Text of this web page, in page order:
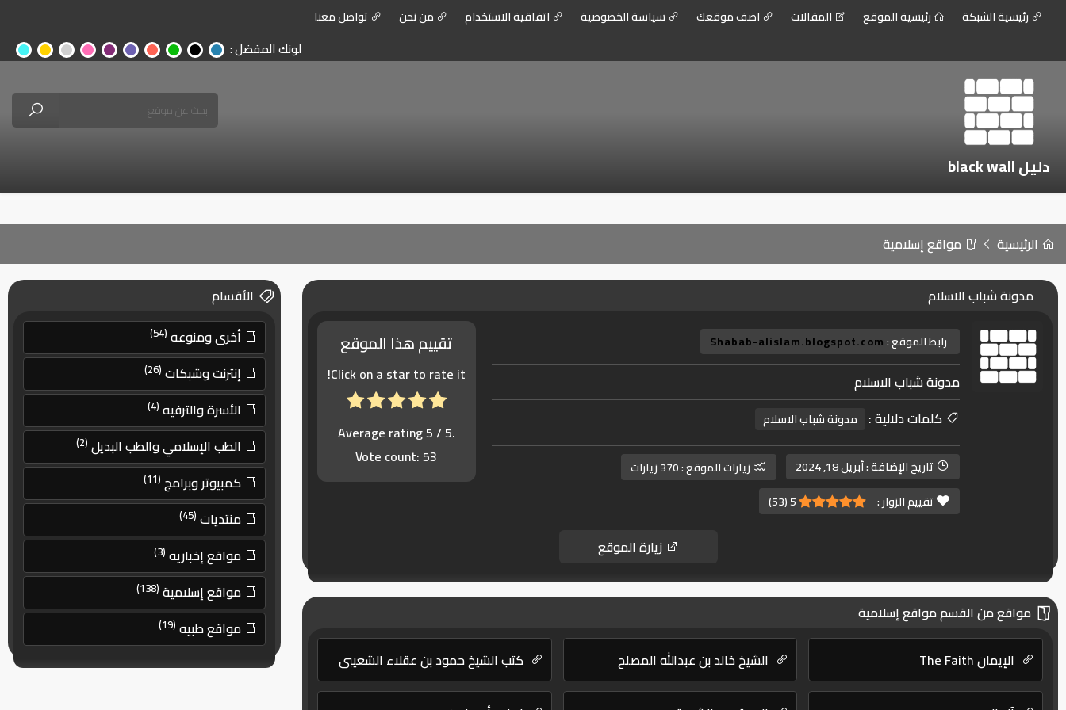
رئيسية الشبكة رئيسية الموقع المقالات اضف موقعك سياسة الخصوصية اتفاقية الاستخدام من نحن تواصل معنا
لونك المفضل :
دليل black wall
الرئيسية مواقع إسلامية
مدونة شباب الاسلام
رابط الموقع :Shabab-alislam.blogspot.com
مدونة شباب الاسلام
كلمات دلالية :
مدونة شباب الاسلام
تاريخ الإضافة :أبريل 18, 2024 زيارات الموقع :370 زيارات
تقييم الزوار :
5
(
53
)
تقييم هذا الموقع
Click on a star to rate it!
Average rating5/ 5.
Vote count:53
زيارة الموقع
مواقع من القسم مواقع إسلامية
الإيمان The Faith
الشيخ خالد بن عبدالله المصلح كتب الشيخ حمود بن عقلاء الشعيبي
الأقسام
أخرى ومنوعه (54)
إنترنت وشبكات (26)
الأسرة والترفيه (4)
الطب الإسلامي والطب البديل (2)
كمبيوتر وبرامج (11)
منتديات (45)
مواقع إخباريه (3)
مواقع إسلامية (138)
مواقع طبيه (19)